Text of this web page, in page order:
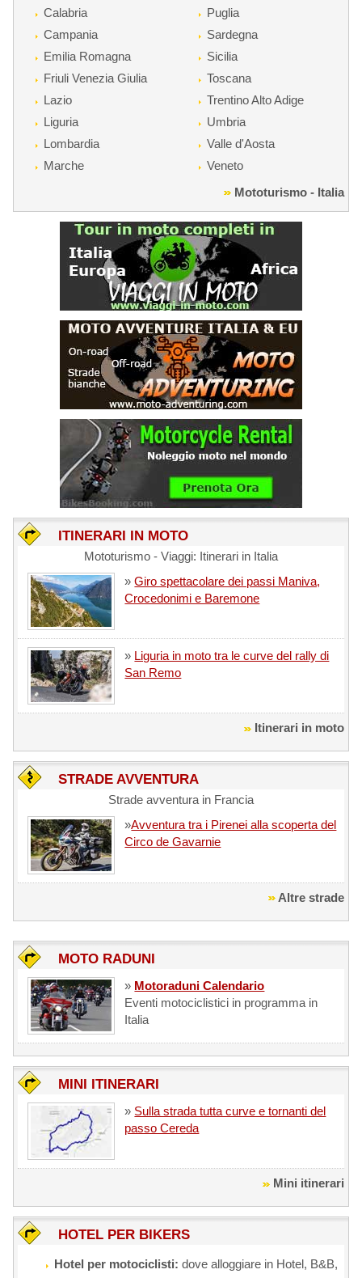
Calabria
Campania
Emilia Romagna
Friuli Venezia Giulia
Lazio
Liguria
Lombardia
Marche
Puglia
Sardegna
Sicilia
Toscana
Trentino Alto Adige
Umbria
Valle d'Aosta
Veneto
Mototurismo - Italia
ITINERARI IN MOTO
Mototurismo - Viaggi: Itinerari in Italia
»Giro spettacolare dei passi Maniva,
Crocedonimi e Baremone
» Liguria in moto tra le curve del rally di
San Remo
Itinerari in moto
STRADE AVVENTURA
Strade avventura in Francia
»Avventura tra i Pirenei alla scoperta del
Circo de Gavarnie
Altre strade
MOTO RADUNI
» Motoraduni Calendario
Eventi motociclistici in programma in
Italia
MINI ITINERARI
» Sulla strada tutta curve e tornanti del
passo Cereda
Mini itinerari
HOTEL PER BIKERS
Hotel per motociclisti: dove alloggiare in Hotel, B&B,